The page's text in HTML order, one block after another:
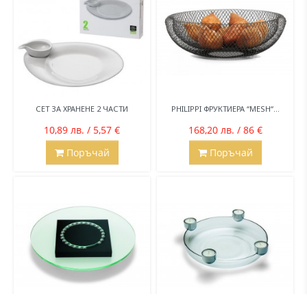
СЕТ ЗА ХРАНЕНЕ 2 ЧАСТИ
10,89 лв. / 5,57 €
Поръчай
PHILIPPI ФРУКТИЕРА “MESH“...
168,20 лв. / 86 €
Поръчай